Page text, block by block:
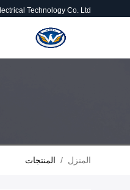
Technology Co. Ltd
المنزل / المنتجات